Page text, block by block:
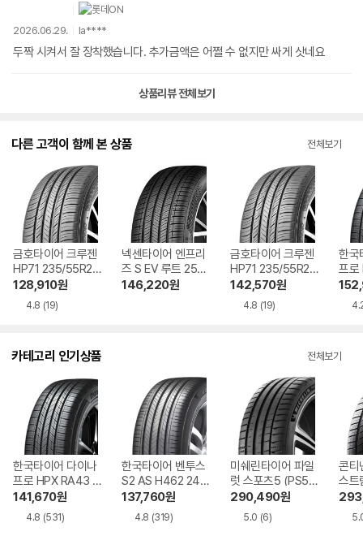
2026.06.29. la****
두짝 시켜서 잘 장착했습니다. 추가금액은 어쩔 수 없지만 싸게 삿네요
상품리뷰 전체보기
다른 고객이 함께 본 상품 전체보기
금호타이어 크루젠
HP71 235/55R20
장착비별도
128,910원
4.8 (19)
넥센타이어 엔프리
즈 S EV 루트 255/
40R20 전국무료장
146,220원
금호타이어 크루젠
HP71 235/55R20
지정점무료장착
142,570원
4.8 (19)
한국
프로
65/
별도
카테고리 인기상품 전체보기
한국타이어 다이나
프로 HPX RA43 2
35/55R19
141,670원
4.8 (531)
한국타이어 벤투스
S2 AS H462 245/
45R18
137,760원
4.8 (319)
미쉐린타이어 파일
럿 스포츠5 (PS5)
255/35R19
290,490원
5.0 (6)
콘티
스트
스